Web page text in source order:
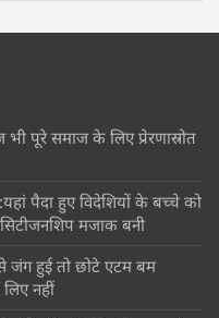
पूरे समाज के लिए प्रेरणास्रोत
पैदा हुए विदेशियों के बच्चे को
सिटीजनशिप मजाक बनी
जंग हुई तो छोटे एटम बम
नहीं